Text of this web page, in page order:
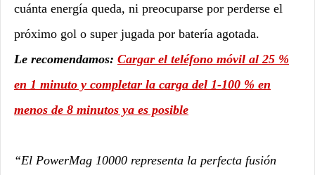
cuánta energía queda, ni preocuparse por perderse el
próximo gol o super jugada por batería agotada.
Le recomendamos: Cargar el teléfono móvil al 25 %
en 1 minuto y completar la carga del 1-100 % en
menos de 8 minutos ya es posible
“El PowerMag 10000 representa la perfecta fusión